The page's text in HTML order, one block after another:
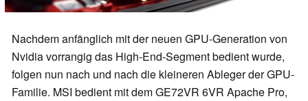
Nachdem anfänglich mit der neuen GPU-Generation von
Nvidia vorrangig das High-End-Segment bedient wurde,
folgen nun nach und nach die kleineren Ableger der GPU-
Familie. MSI bedient mit dem GE72VR 6VR Apache Pro,